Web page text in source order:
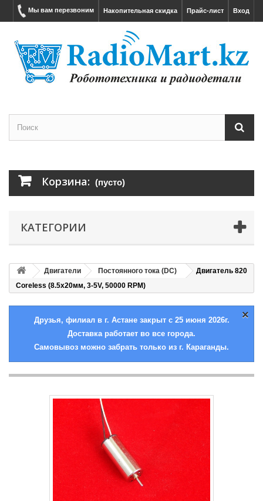
Вход
Прайс-лист
Накопительная скидка
Мы вам перезвоним
Корзина: (пусто)
КАТЕГОРИИ
Двигатели Постоянного тока (DC)
Двигатель 820
Coreless (8.5x20мм, 3-5V, 50000 RPM)
×
Друзья, филиал в г. Астане закрыт с 25 июня 2026г.
Доставка работает во все города.
Самовывоз можно забрать только из г. Караганды.